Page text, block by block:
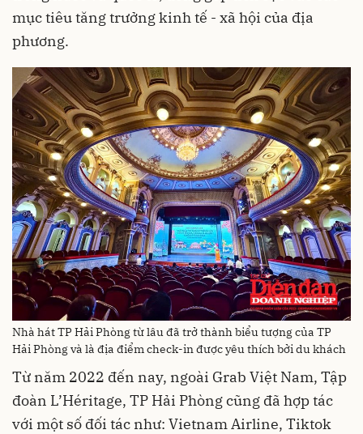
mục tiêu tăng trưởng kinh tế - xã hội của địa
phương.
Nhà hát TP Hải Phòng từ lâu đã trở thành biểu tượng của TP
Hải Phòng và là địa điểm check-in được yêu thích bởi du khách
Từ năm 2022 đến nay, ngoài Grab Việt Nam, Tập
đoàn L’Héritage, TP Hải Phòng cũng đã hợp tác
với một số đối tác như: Vietnam Airline, Tiktok